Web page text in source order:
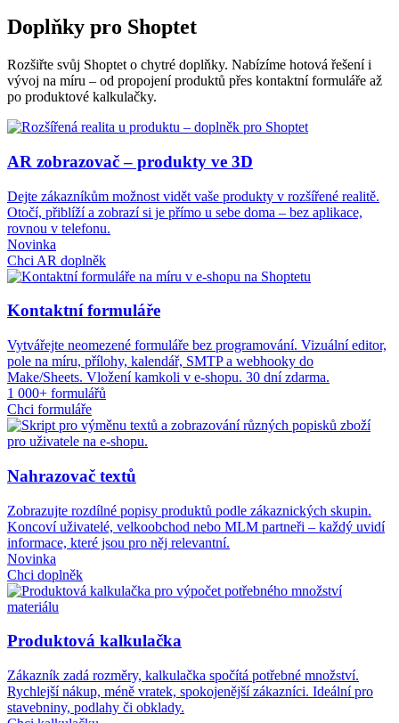
Doplňky pro Shoptet
Rozšiřte svůj Shoptet o chytré doplňky. Nabízíme hotová řešení i
vývoj na míru – od propojení produktů přes kontaktní formuláře až
po produktové kalkulačky.
AR zobrazovač – produkty ve 3D
Dejte zákazníkům možnost vidět vaše produkty v rozšířené realitě.
Otočí, přiblíží a zobrazí si je přímo u sebe doma – bez aplikace,
rovnou v telefonu.
Novinka
Chci AR doplněk
Kontaktní formuláře
Vytvářejte neomezené formuláře bez programování. Vizuální editor,
pole na míru, přílohy, kalendář, SMTP a webhooky do
Make/Sheets. Vložení kamkoli v e-shopu. 30 dní zdarma.
1 000+ formulářů
Chci formuláře
Nahrazovač textů
Zobrazujte rozdílné popisy produktů podle zákaznických skupin.
Koncoví uživatelé, velkoobchod nebo MLM partneři – každý uvidí
informace, které jsou pro něj relevantní.
Novinka
Chci doplněk
Produktová kalkulačka
Zákazník zadá rozměry, kalkulačka spočítá potřebné množství.
Rychlejší nákup, méně vratek, spokojenější zákazníci. Ideální pro
stavebniny, podlahy či obklady.